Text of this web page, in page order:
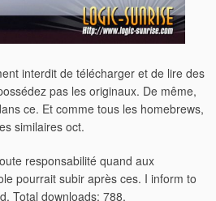
interdit de télécharger et de lire des
pas les originaux. De même,
ce. Et comme tous les homebrews,
similaires oct.
responsabilité quand aux
pourrait subir après ces. I inform to
Total downloads: 788.